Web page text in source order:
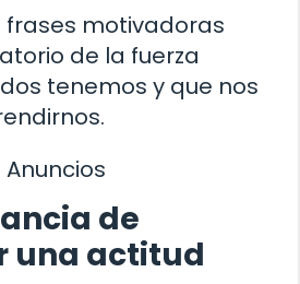
frases motivadoras
de la fuerza
tenemos y que nos
Anuncios
de
una actitud